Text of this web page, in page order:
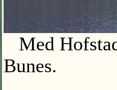
Med
Bunes.